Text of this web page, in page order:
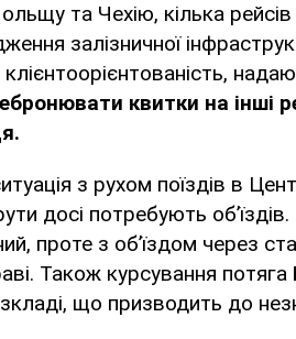
та Чехію, кілька рейсів
залізничної
квитки на інші
з рухом поїздів в
досі потребують
проте з об’їздом через
Також курсування потяга
що призводить до